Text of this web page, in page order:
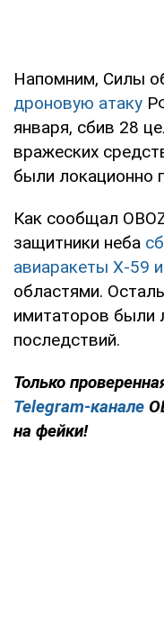
Напомним, Силы
дроновую атаку
января, сбив 28
вражеских
были локационно
Как сообщал
защитники неба
авиаракеты Х-59
областями.
имитаторов были
последствий.
Только
Telegram-канале
на фейки!